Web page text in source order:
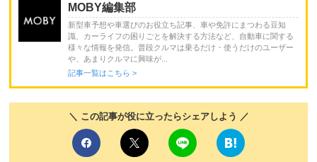
MOBY編集部
新型車予想や車選びのお役立ち記事、車や免許にまつわる豆知
識、カーライフの困りごとを解決する方法など、自動車に関する
様々な情報を発信。普段クルマは乗るだけ・使うだけのユーザー
や、あまりクルマに興味が...
記事一覧はこちら >
＼ この記事が役に立ったらシェアしよう ／